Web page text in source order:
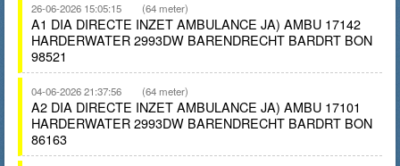
26-06-2026 15:05:15 (64 meter)
A1 DIA DIRECTE INZET AMBULANCE JA) AMBU 17142
HARDERWATER 2993DW BARENDRECHT BARDRT BON
98521
04-06-2026 21:37:56 (64 meter)
A2 DIA DIRECTE INZET AMBULANCE JA) AMBU 17101
HARDERWATER 2993DW BARENDRECHT BARDRT BON
86163